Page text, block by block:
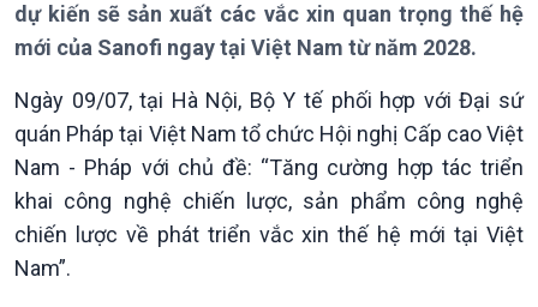
Giới thiệu
Thời sự
Thời sự 6h
Thời sự 12h
dự kiến sẽ sản xuất các vắc xin quan trọng thế hệ
mới của Sanofi ngay tại Việt Nam từ năm 2028.
Ngày 09/07, tại Hà Nội, Bộ Y tế phối hợp với Đại sứ
quán Pháp tại Việt Nam tổ chức Hội nghị Cấp cao Việt
Nam - Pháp với chủ đề: “Tăng cường hợp tác triển
khai công nghệ chiến lược, sản phẩm công nghệ
chiến lược về phát triển vắc xin thế hệ mới tại Việt
Nam”.